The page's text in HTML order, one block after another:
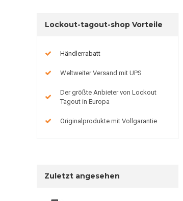
Lockout-tagout-shop Vorteile
Händlerrabatt
Weltweiter Versand mit UPS
Der größte Anbieter von Lockout
Tagout in Europa
Originalprodukte mit Vollgarantie
Zuletzt angesehen